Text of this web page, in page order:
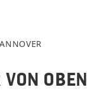
OBEN